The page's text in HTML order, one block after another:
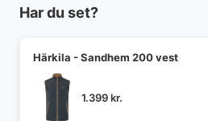
Har du set?
Härkila - Sandhem 200 vest
1.399kr.